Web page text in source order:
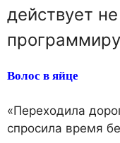
действует
Волос в яйце
«Переходила
спросила время